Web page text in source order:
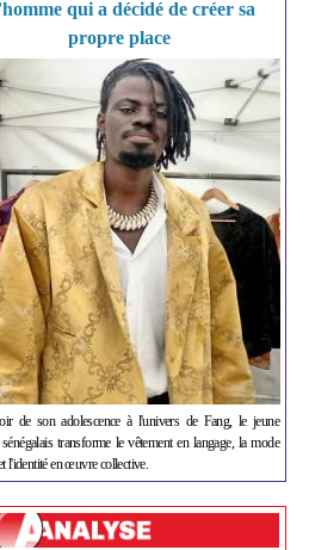
qui a décidé de créer sa
propre place
de son adolescence à l'univers de Fang, le jeune
sénégalais transforme le vêtement en langage, la mode
l'identité en œuvre collective.